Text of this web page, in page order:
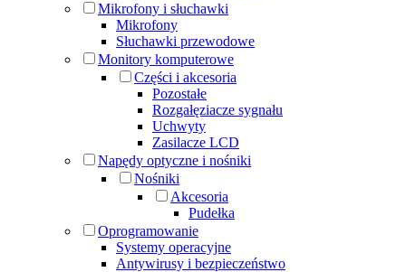
Mikrofony i słuchawki
Mikrofony
Słuchawki przewodowe
Monitory komputerowe
Części i akcesoria
Pozostałe
Rozgałęziacze sygnału
Uchwyty
Zasilacze LCD
Napędy optyczne i nośniki
Nośniki
Akcesoria
Pudełka
Oprogramowanie
Systemy operacyjne
Antywirusy i bezpieczeństwo